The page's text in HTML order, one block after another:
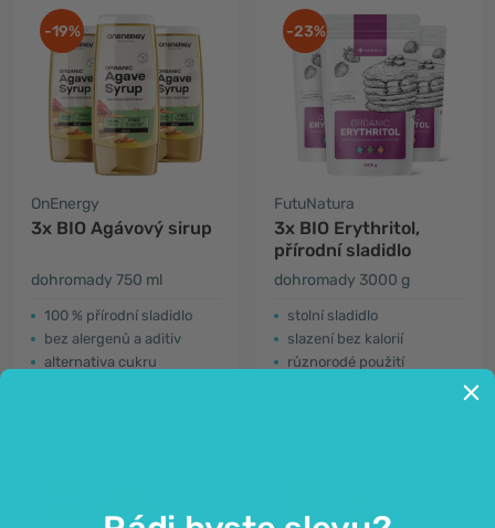
-19%
OnEnergy
3x BIO Agávový sirup
dohromady 750 ml
100 % přírodní sladidlo
bez alergenů a aditiv
alternativa cukru
-23%
FutuNatura
3x BIO Erythritol,
přírodní sladidlo
dohromady 3000 g
stolní sladidlo
slazení bez kalorií
různorodé použití